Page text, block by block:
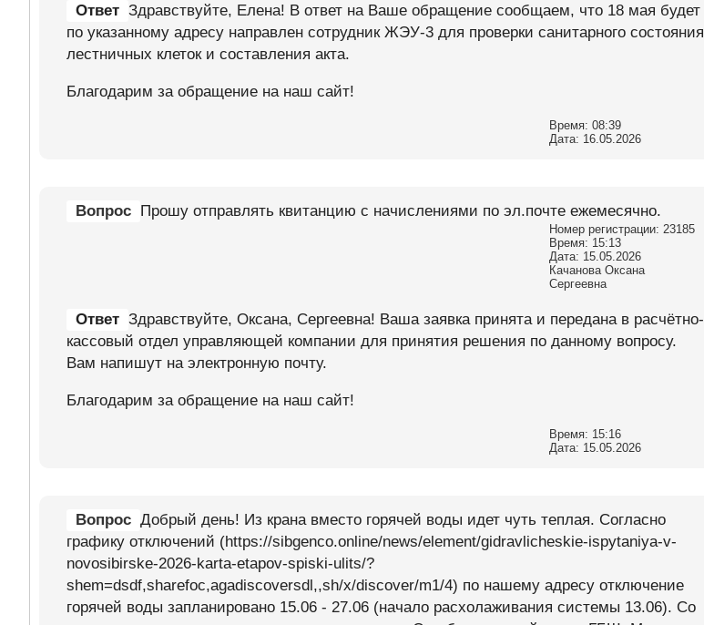
Ответ Здравствуйте, Елена! В ответ на Ваше обращение сообщаем, что 18 мая будет
по указанному адресу направлен сотрудник ЖЭУ-3 для проверки санитарного состояния
лестничных клеток и составления акта.
Благодарим за обращение на наш сайт!
Время: 08:39
Дата: 16.05.2026
Вопрос Прошу отправлять квитанцию с начислениями по эл.почте ежемесячно.
Номер регистрации: 23185
Время: 15:13
Дата: 15.05.2026
Качанова Оксана
Сергеевна
Ответ Здравствуйте, Оксана, Сергеевна! Ваша заявка принята и передана в расчётно-
кассовый отдел управляющей компании для принятия решения по данному вопросу.
Вам напишут на электронную почту.
Благодарим за обращение на наш сайт!
Время: 15:16
Дата: 15.05.2026
Вопрос Добрый день! Из крана вместо горячей воды идет чуть теплая. Согласно
графику отключений (https://sibgenco.online/news/element/gidravlicheskie-ispytaniya-v-
novosibirske-2026-karta-etapov-spiski-ulits/?
shem=dsdf,sharefoc,agadiscoversdl,,sh/x/discover/m1/4) по нашему адресу отключение
горячей воды запланировано 15.06 - 27.06 (начало расхолаживания системы 13.06). Со